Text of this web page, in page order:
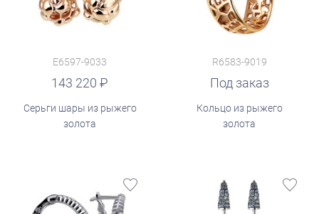
E6597-9033
143 220
Серьги шары из рыжего
золота
R6583-9019
Под заказ
Кольцо из рыжего
золота